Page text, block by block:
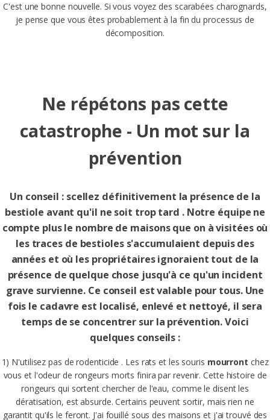
C'est une bonne nouvelle. Si vous voyez des scarabées charognards,
je pense que vous êtes probablement à la fin du processus de
décomposition.
Ne répétons pas cette
catastrophe - Un mot sur la
prévention
Un conseil : scellez définitivement la présence de la
bestiole avant qu'il ne soit trop tard . Notre équipe ne
compte plus le nombre de maisons que on à visitées où
les traces de bestioles s'accumulaient depuis des
années et où les propriétaires ignoraient tout de la
présence de quelque chose jusqu'à ce qu'un incident
grave survienne. Ce conseil est valable pour tous. Une
fois le cadavre est localisé, enlevé et nettoyé, il sera
temps de se concentrer sur la prévention. Voici
quelques conseils :
1) N'utilisez pas de rodenticide . Les rats et les souris mourront chez
vous et l'odeur de rongeurs morts finira par revenir. Cette histoire de
rongeurs qui sortent chercher de l'eau, comme le disent les
dératisation, est absurde. Certains peuvent sortir, mais rien ne
garantit qu'ils le feront. J'ai fouillé sous des maisons et j'ai trouvé des